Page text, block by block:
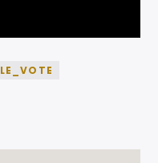
LE_VOTE